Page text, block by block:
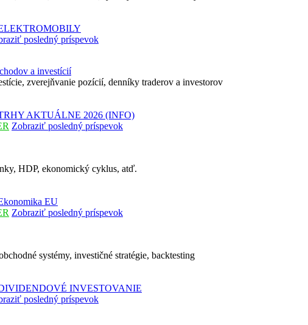
posledný príspevok
a investícií
zverejňvanie pozícií, denníky traderov a investorov
AKTUÁLNE 2026 (INFO)
Zobraziť posledný príspevok
HDP, ekonomický cyklus, atď.
EU
Zobraziť posledný príspevok
systémy, investičné stratégie, backtesting
INVESTOVANIE
posledný príspevok